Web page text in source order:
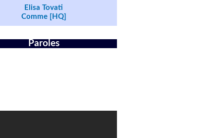
Elisa Tovati
Comme [HQ]
Paroles